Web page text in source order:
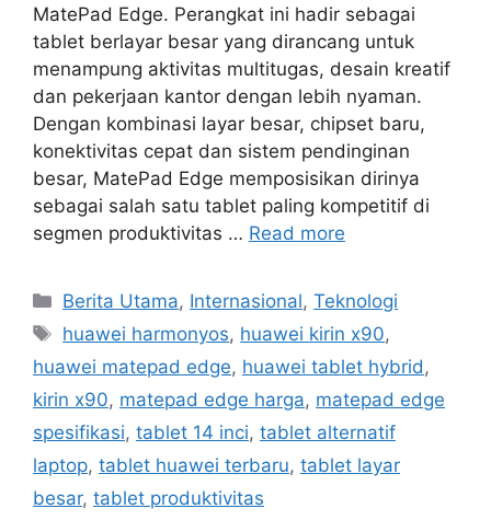
MatePad Edge. Perangkat ini hadir sebagai
tablet berlayar besar yang dirancang untuk
menampung aktivitas multitugas, desain kreatif
dan pekerjaan kantor dengan lebih nyaman.
Dengan kombinasi layar besar, chipset baru,
konektivitas cepat dan sistem pendinginan
besar, MatePad Edge memposisikan dirinya
sebagai salah satu tablet paling kompetitif di
segmen produktivitas … Read more
C
a
e
g
o
r
i
Berita Utama, Internasional,Teknologi
T
a
s
huawei harmonyos, huawei kirin x90,
huawei matepad edge, huawei tablet hybrid,
kirin x90, matepad edge harga, matepad edge
spesifikasi, tablet 14 inci, tablet alternatif
laptop, tablet huawei terbaru, tablet layar
besar, tablet produktivitas